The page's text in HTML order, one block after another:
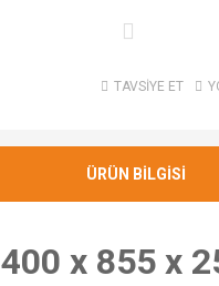
TAVSİYE ET
ÜRÜN BİLGİSİ
400 x 855 x